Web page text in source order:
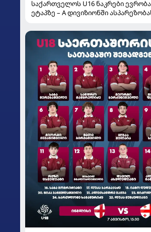
საქართველოს U16 ნაკრები
ეტაპზე – A დივიზიონში